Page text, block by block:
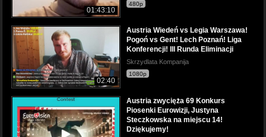
01:43:10
480p
02:40
Austria Wiedeń vs Legia Warszawa!
Pogoń vs Gent! Lech Poznań! Liga
Konferencji! III Runda Eliminacji
Skrzydlata Kompanija
1080p
Austria zwycięża 69 Konkurs
Piosenki Eurowizji, Justyna
Steczkowska na miejscu 14!
Dziękujemy!